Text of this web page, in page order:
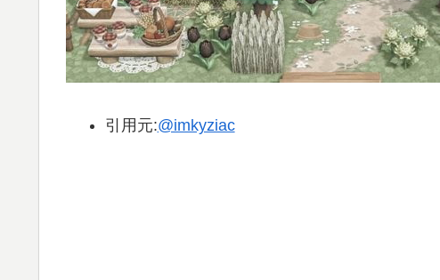
引用元:@imkyziac